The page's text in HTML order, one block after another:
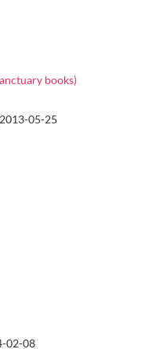
books)
05-25
02-08